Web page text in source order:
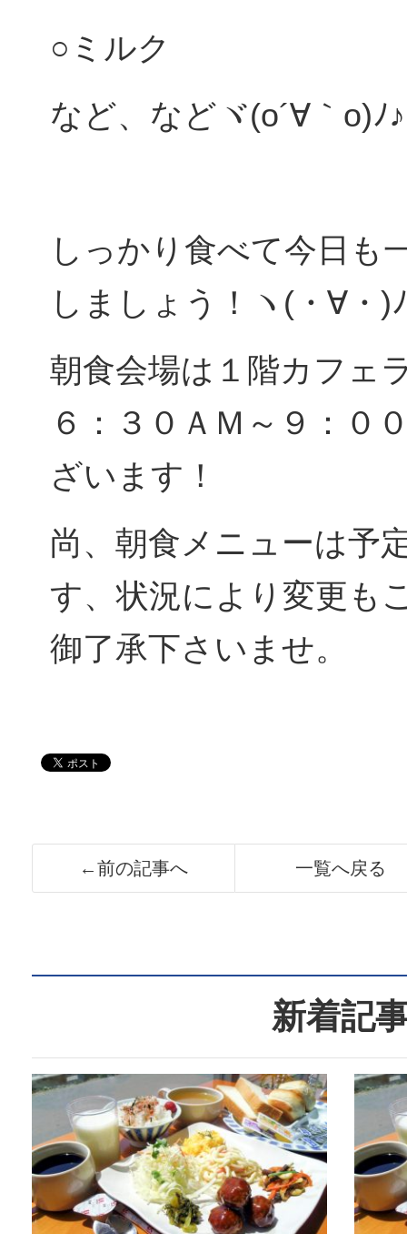
○ミルク
など、などヾ(o´∀｀o)ﾉ♪
しっかり食べて今日も
しましょう！ヽ(・∀・)ﾉ
朝食会場は１階カフェ
６：３０ＡＭ～９：０
ざいます！
尚、朝食メニューは予
す、状況により変更も
御了承下さいませ。
←前の記事へ 一覧へ戻る
新着記